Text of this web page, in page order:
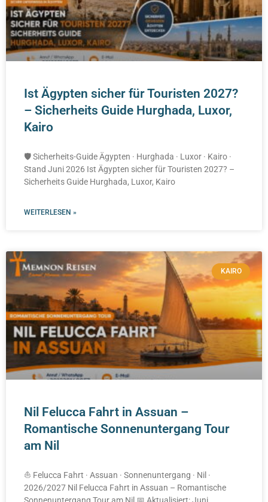
Ist Ägypten sicher für Touristen 2027?
– Sicherheits Guide Hurghada, Luxor,
Kairo
🛡️ Sicherheits-Guide Ägypten · Hurghada · Luxor · Kairo ·
Stand Juni 2026 Ist Ägypten sicher für Touristen 2027? –
Sicherheits Guide Hurghada, Luxor, Kairo
WEITERLESEN »
KAIRO
Nil Felucca Fahrt in Assuan –
Romantische Sonnenuntergang Tour
am Nil
⛵ Felucca Fahrt · Assuan · Sonnenuntergang · Nil ·
2026/2027 Nil Felucca Fahrt in Assuan – Romantische